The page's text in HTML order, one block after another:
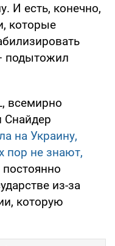
И есть, конечно,
которые
подытожил
всемирно
Снайдер
на Украину,
пор не знают,
из-за
которую